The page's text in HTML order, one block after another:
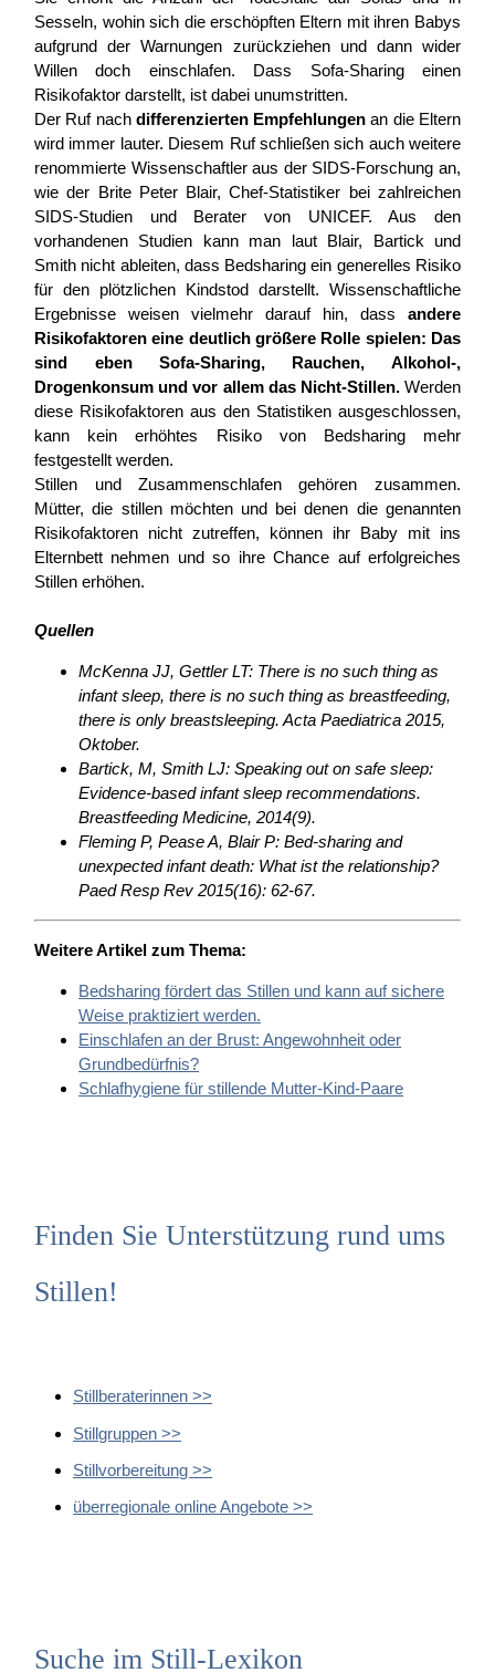
Sesseln, wohin sich die erschöpften Eltern mit ihren Babys
aufgrund der Warnungen zurückziehen und dann wider
Willen doch einschlafen. Dass Sofa-Sharing einen
Risikofaktor darstellt, ist dabei unumstritten.
Der Ruf nach differenzierten Empfehlungen an die Eltern
wird immer lauter. Diesem Ruf schließen sich auch weitere
renommierte Wissenschaftler aus der SIDS-Forschung an,
wie der Brite Peter Blair, Chef-Statistiker bei zahlreichen
SIDS-Studien und Berater von UNICEF. Aus den
vorhandenen Studien kann man laut Blair, Bartick und
Smith nicht ableiten, dass Bedsharing ein generelles Risiko
für den plötzlichen Kindstod darstellt. Wissenschaftliche
Ergebnisse weisen vielmehr darauf hin, dass andere
Risikofaktoren eine deutlich größere Rolle spielen: Das
sind eben Sofa-Sharing, Rauchen, Alkohol-,
Drogenkonsum und vor allem das Nicht-Stillen.Werden
diese Risikofaktoren aus den Statistiken ausgeschlossen,
kann kein erhöhtes Risiko von Bedsharing mehr
festgestellt werden.
Stillen und Zusammenschlafen gehören zusammen.
Mütter, die stillen möchten und bei denen die genannten
Risikofaktoren nicht zutreffen, können ihr Baby mit ins
Elternbett nehmen und so ihre Chance auf erfolgreiches
Stillen erhöhen.
Quellen
McKenna JJ, Gettler LT: There is no such thing as
infant sleep, there is no such thing as breastfeeding,
there is only breastsleeping. Acta Paediatrica 2015,
Oktober.
Bartick, M, Smith LJ: Speaking out on safe sleep:
Evidence-based infant sleep recommendations.
Breastfeeding Medicine, 2014(9).
Fleming P, Pease A, Blair P: Bed-sharing and
unexpected infant death: What ist the relationship?
Paed Resp Rev 2015(16): 62-67.
Weitere Artikel zum Thema:
Bedsharing fördert das Stillen und kann auf sichere
Weise praktiziert werden.
Einschlafen an der Brust: Angewohnheit oder
Grundbedürfnis?
Schlafhygiene für stillende Mutter-Kind-Paare
Finden Sie Unterstützung rund ums
Stillen!
Stillberaterinnen >>
Stillgruppen >>
Stillvorbereitung >>
überregionale online Angebote >>
Suche im Still-Lexikon